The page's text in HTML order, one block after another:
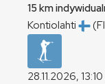
15 km
Kontiolahti
28.11.2026, 13:10